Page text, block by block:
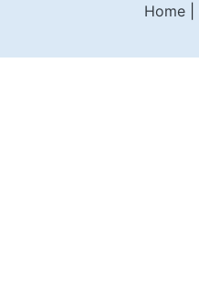
Home|